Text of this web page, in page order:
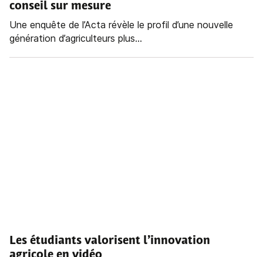
conseil sur mesure
Une enquête de l’Acta révèle le profil d’une nouvelle
génération d’agriculteurs plus...
Les étudiants valorisent l’innovation